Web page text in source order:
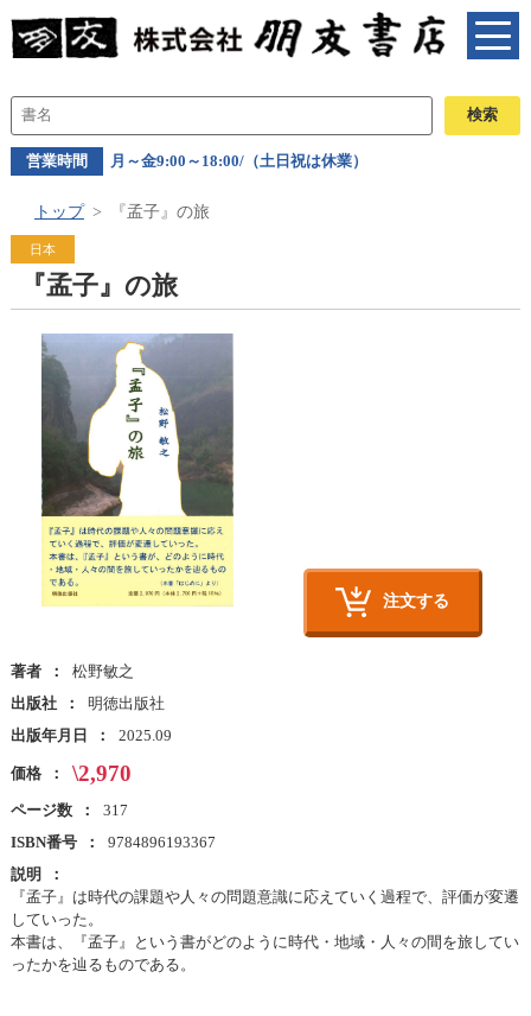
営業時間 月～金9:00～18:00/（土日祝は休業）
トップ 『孟子』の旅
日本
『孟子』の旅
注文する
著者
松野敏之
出版社
明徳出版社
出版年月日
2025.09
価格 \2,970
ページ数
317
ISBN番号
9784896193367
説明
『孟子』は時代の課題や人々の問題意識に応えていく過程で、評価が変遷
していった。
本書は、『孟子』という書がどのように時代・地域・人々の間を旅してい
ったかを辿るものである。